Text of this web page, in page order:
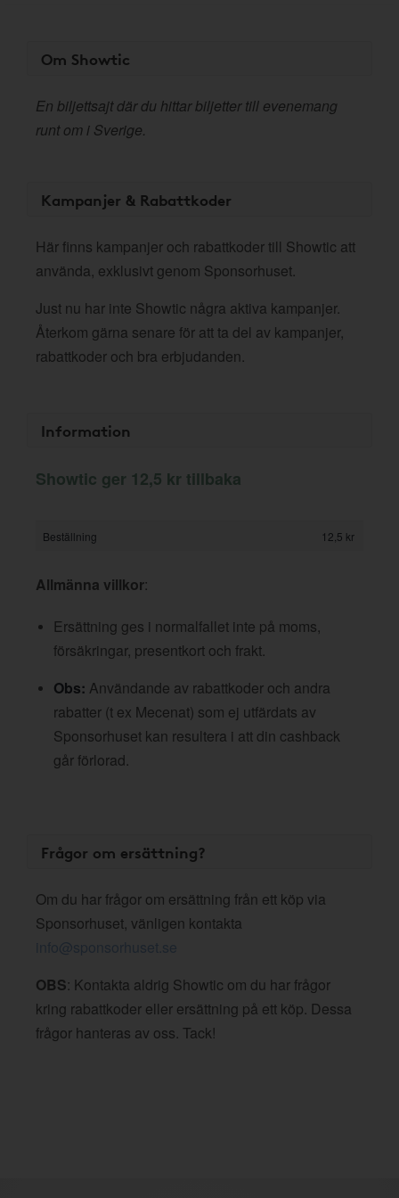
Om Showtic
En biljettsajt där du hittar biljetter till evenemang
runt om i Sverige.
Kampanjer & Rabattkoder
Här finns kampanjer och rabattkoder till Showtic att
använda, exklusivt genom Sponsorhuset.
Just nu har inte Showtic några aktiva kampanjer.
Återkom gärna senare för att ta del av kampanjer,
rabattkoder och bra erbjudanden.
Information
Showtic ger 12,5 kr tillbaka
Beställning 12,5 kr
Allmänna villkor:
Ersättning ges i normalfallet inte på moms,
försäkringar, presentkort och frakt.
Obs: Användande av rabattkoder och andra
rabatter (t ex Mecenat) som ej utfärdats av
Sponsorhuset kan resultera i att din cashback
går förlorad.
Frågor om ersättning?
Om du har frågor om ersättning från ett köp via
Sponsorhuset, vänligen kontakta
info@sponsorhuset.se
OBS: Kontakta aldrig Showtic om du har frågor
kring rabattkoder eller ersättning på ett köp. Dessa
frågor hanteras av oss. Tack!